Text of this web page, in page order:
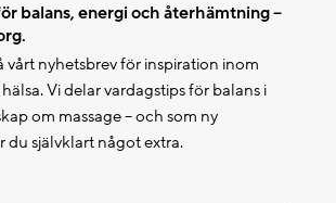
balans, energi och återhämtning –
vårt nyhetsbrev för inspiration inom
Vi delar vardagstips för balans i
om massage – och som ny
du självklart något extra.